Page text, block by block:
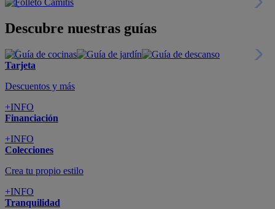
Descubre nuestras guías
Tarjeta
Descuentos y más
+INFO
Financiación
+INFO
Colecciones
Crea tu propio estilo
+INFO
Tranquilidad